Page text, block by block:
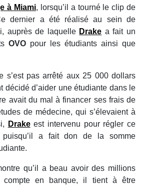
à Miami, lorsqu’il a tourné le clip de
dernier a été réalisé au sein de
auprès de laquelle Drake a fait un
OVO pour les étudiants ainsi que
s’est pas arrêté aux 25 000 dollars
décidé d’aider une étudiante dans le
avait du mal à financer ses frais de
de médecine, qui s’élevaient à
Drake est intervenu pour régler ce
puisqu’il a fait don de la somme
qu’il a beau avoir des millions
en banque, il tient à être